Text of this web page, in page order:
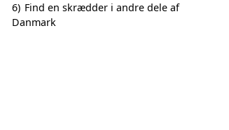
6) Find en skrædder i andre dele af
Danmark